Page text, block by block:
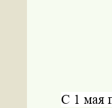
С 1 мая